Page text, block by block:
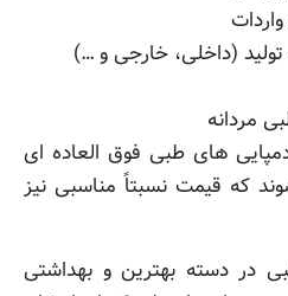
تولید (داخلی، خارجی و …)
مردانه
های طبی فوق العاده ای
که قیمت نسبتاً مناسبی نیز
در دسته بهترین و بهداشتی